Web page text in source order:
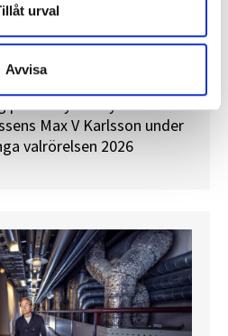
urval
Avvisa
att sprinta ett
och foträta skor – två
TT Nyhetsbyråns Maria
Max V Karlsson under
valrörelsen 2026